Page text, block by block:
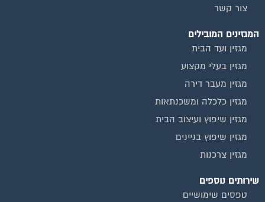
צור קשר
המגזינים המובילים
מגזין ועד הבית
מגזין בעלי מקצוע
מגזין מעבר דירה
מגזין כלכלה ומשכנתאות
מגזין שיפוץ ועיצוב הבית
מגזין שיפוץ בניינים
מגזין צרכנות
שירותים נוספים
טפסים שימושיים